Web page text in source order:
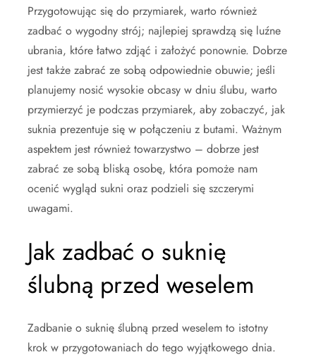
Przygotowując się do przymiarek, warto również
zadbać o wygodny strój; najlepiej sprawdzą się luźne
ubrania, które łatwo zdjąć i założyć ponownie. Dobrze
jest także zabrać ze sobą odpowiednie obuwie; jeśli
planujemy nosić wysokie obcasy w dniu ślubu, warto
przymierzyć je podczas przymiarek, aby zobaczyć, jak
suknia prezentuje się w połączeniu z butami. Ważnym
aspektem jest również towarzystwo – dobrze jest
zabrać ze sobą bliską osobę, która pomoże nam
ocenić wygląd sukni oraz podzieli się szczerymi
uwagami.
Jak zadbać o suknię
ślubną przed weselem
Zadbanie o suknię ślubną przed weselem to istotny
krok w przygotowaniach do tego wyjątkowego dnia.